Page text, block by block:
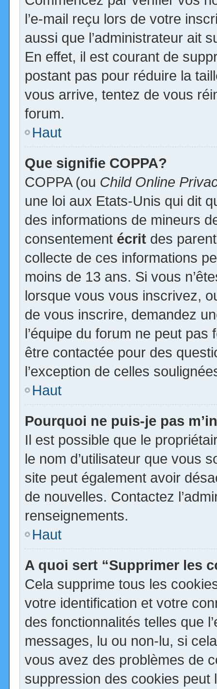
l’e-mail reçu lors de votre
aussi que l’administrateur ait
En effet, il est courant de
postant pas pour réduire la
vous arrive, tentez de vous
forum.
Haut
Que signifie COPPA?
COPPA (ou Child Online
une loi aux Etats-Unis qui dit
des informations de mineurs
consentement écrit des
collecte de ces informations
moins de 13 ans. Si vous
lorsque vous vous inscrivez,
de vous inscrire, demandez
l’équipe du forum ne peut
être contactée pour des
l’exception de celles
Haut
Pourquoi ne puis-je pas
Il est possible que le
le nom d’utilisateur que vous
site peut également avoir
de nouvelles. Contactez
renseignements.
Haut
A quoi sert “Supprimer les
Cela supprime tous les
votre identification et votre
des fonctionnalités telles que
messages, lu ou non-lu, si
vous avez des problèmes de
suppression des cookies peut